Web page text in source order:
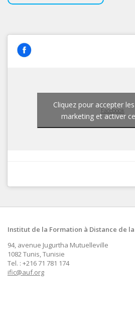
Facebook
Cliquez pour accepter
marketing et activer
Institut de la Formation à Distance de
94, avenue Jugurtha Mutuelleville
1082 Tunis, Tunisie
Tel. : +216 71 781 174
ific@auf.org